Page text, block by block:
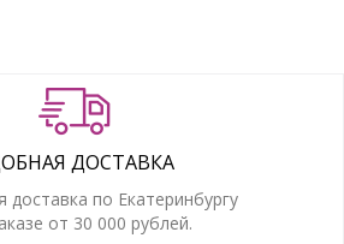
ДОСТАВКА
доставка по Екатеринбургу
от 30 000 рублей.